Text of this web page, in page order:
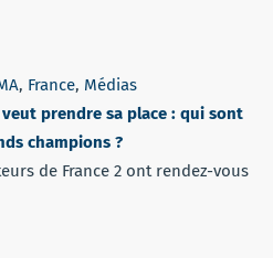
, France, Médias
prendre sa place : qui sont
champions ?
de France 2 ont rendez-vous